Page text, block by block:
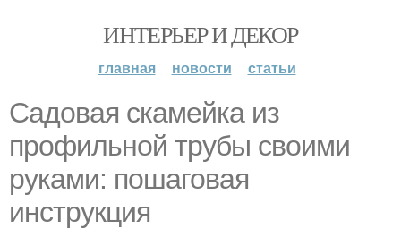
ИНТЕРЬЕР И ДЕКОР
главная новости статьи
Садовая скамейка из
профильной трубы своими
руками: пошаговая
инструкция